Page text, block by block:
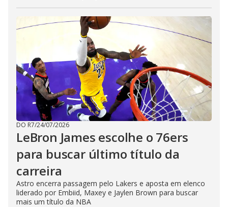
DO R7/24/07/2026
LeBron James escolhe o 76ers
para buscar último título da
carreira
Astro encerra passagem pelo Lakers e aposta em elenco
liderado por Embiid, Maxey e Jaylen Brown para buscar
mais um título da NBA